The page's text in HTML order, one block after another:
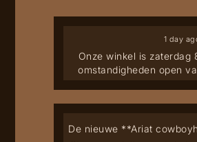
Onze winkel is zaterdag
omstandigheden open
1 day
De nieuwe **Ariat